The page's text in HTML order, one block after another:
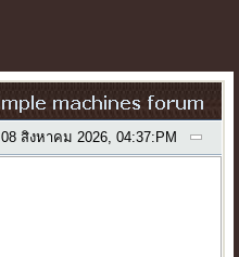
08 สิงหาคม 2026, 04:37:PM